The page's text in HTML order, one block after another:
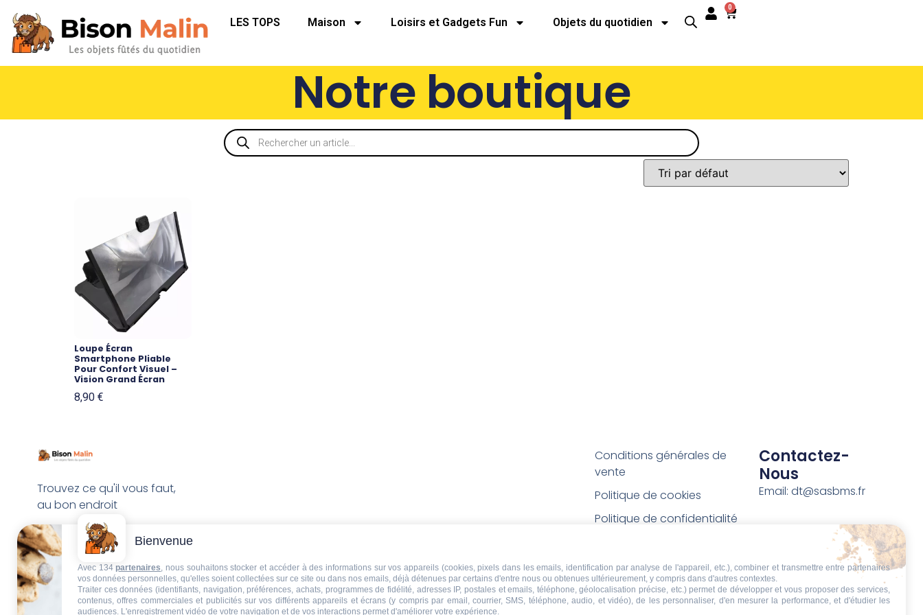
LES TOPS Maison Loisirs et Gadgets Fun Objets du quotidien
0
Notre boutique
Loupe Écran
Smartphone Pliable
Pour Confort Visuel –
Vision Grand Écran
8,90 €
Trouvez ce qu'il vous faut,
au bon endroit
Conditions générales de
vente
Politique de cookies
Politique de confidentialité
Conditions de retour et de
remboursement
Droit de rétractation
Contactez-
Nous
Email: dt@sasbms.fr
Bienvenue
Avec 134 partenaires, nous souhaitons stocker et accéder à des informations sur vos appareils (cookies, pixels dans les emails, identification par analyse de l'appareil, etc.), combiner et transmettre entre partenaires
vos données personnelles, qu'elles soient collectées sur ce site ou dans nos emails, déjà détenues par certains d'entre nous ou obtenues ultérieurement, y compris dans d'autres contextes.
Traiter ces données (identifiants, navigation, préférences, achats, programmes de fidélité, adresses IP, postales et emails, téléphone, géolocalisation précise, etc.) permet de développer et vous proposer des services,
contenus, offres commerciales et publicités sur vos différents appareils et écrans (y compris par email, courrier, SMS, téléphone, audio, et vidéo), de les personnaliser, d'en mesurer la performance, et d'étudier les
audiences. L'enregistrement vidéo de votre navigation et de vos interactions permet d'améliorer votre expérience.